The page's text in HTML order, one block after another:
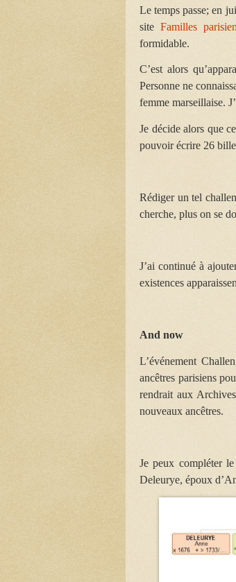
Le temps passe; en
siteFamilles
formidable.
C’est alors
Personne ne
femme marseillaise.
Je décide alors que
pouvoir écrire 26
Rédiger un tel
cherche, plus on se
J’ai continué à
existences
And now
L’événement
ancêtres parisiens
rendrait aux
nouveaux ancêtres.
Je peux compléter
Deleurye, époux